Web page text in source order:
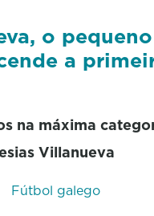
o
a
na máxima
Villanueva
Fútbol galego